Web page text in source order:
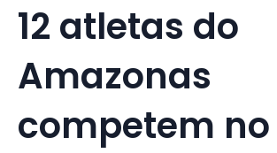
12 atletas do
Amazonas
competem no